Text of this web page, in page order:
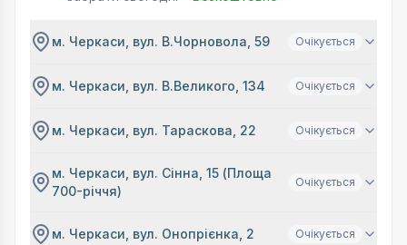
м. Черкаси, вул. В.Чорновола, 59 Очікується
м. Черкаси, вул. В.Великого, 134 Очікується
м. Черкаси, вул. Тараскова, 22 Очікується
м. Черкаси, вул. Сінна, 15 (Площа
700-річчя)
Очікується
м. Черкаси, вул. Онопрієнка, 2 Очікується